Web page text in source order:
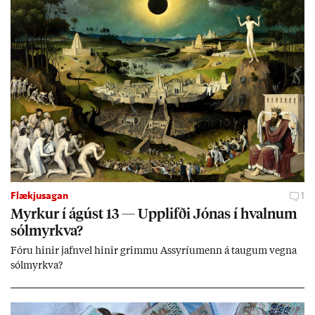
Flækjusagan 1
Myrk­ur í ág­úst 13 — Upp­lifði Jón­as í hvaln­um
sól­myrkva?
Fóru hinir jafn­vel hinir grimmu Ass­yríu­menn á taug­um vegna
sól­myrkva?